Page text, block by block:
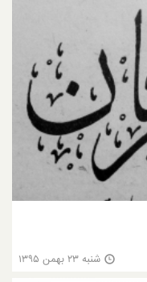
شنبه ۲۳ بهمن ۱۳۹۵